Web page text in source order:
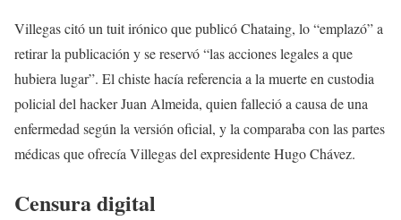
Villegas citó un tuit irónico que publicó Chataing, lo “emplazó” a
retirar la publicación y se reservó “las acciones legales a que
hubiera lugar”. El chiste hacía referencia a la muerte en custodia
policial del hacker Juan Almeida, quien falleció a causa de una
enfermedad según la versión oficial, y la comparaba con las partes
médicas que ofrecía Villegas del expresidente Hugo Chávez.
Censura digital